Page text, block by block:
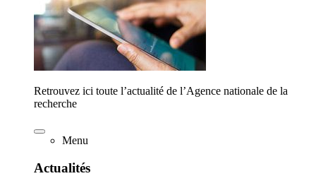
Retrouvez ici toute l’actualité de l’Agence nationale de la
recherche
Menu
Actualités